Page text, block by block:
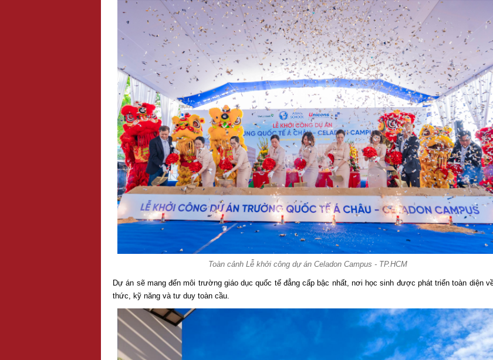
Toàn cảnh Lễ khởi công dự án Celadon Campus - TP.HCM
Dự án sẽ mang đến môi trường giáo dục quốc tế đẳng cấp bậc nhất, nơi học sinh được phát triển toàn diện
thức, kỹ năng và tư duy toàn cầu.